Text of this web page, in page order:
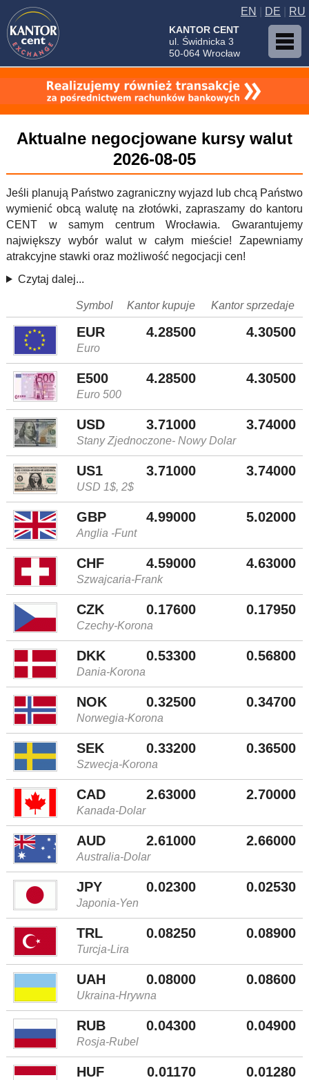
KANTOR CENT
ul. Świdnicka 3
50-064 Wrocław
EN DE RU
Aktualne negocjowane kursy walut
2026-08-05
Jeśli planują Państwo zagraniczny wyjazd lub chcą Państwo
wymienić obcą walutę na złotówki, zapraszamy do kantoru
CENT w samym centrum Wrocławia. Gwarantujemy
największy wybór walut w całym mieście! Zapewniamy
atrakcyjne stawki oraz możliwość negocjacji cen!
Czytaj dalej...
Symbol Kantor kupuje Kantor sprzedaje
EUR 4.28500 4.30500
Euro
E500 4.28500 4.30500
Euro 500
USD 3.71000 3.74000
Stany Zjednoczone- Nowy Dolar
US1 3.71000 3.74000
USD 1$, 2$
GBP 4.99000 5.02000
Anglia -Funt
CHF 4.59000 4.63000
Szwajcaria-Frank
CZK 0.17600 0.17950
Czechy-Korona
DKK 0.53300 0.56800
Dania-Korona
NOK 0.32500 0.34700
Norwegia-Korona
SEK 0.33200 0.36500
Szwecja-Korona
CAD 2.63000 2.70000
Kanada-Dolar
AUD 2.61000 2.66000
Australia-Dolar
JPY 0.02300 0.02530
Japonia-Yen
TRL 0.08250 0.08900
Turcja-Lira
UAH 0.08000 0.08600
Ukraina-Hrywna
RUB 0.04300 0.04900
Rosja-Rubel
HUF 0.01170 0.01280